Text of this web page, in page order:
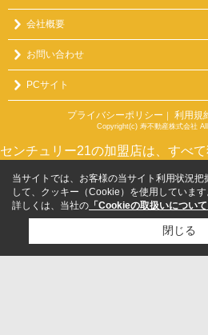
会社概要
お問い合わせ
PCサイト
プライバシーポリシー ｜ 利用規
Copyright(c) 寿不動産株式会社
センチュリー21の加盟店は、すべて
当サイトでは、お客様の当サイト利用状況把
して、クッキー（Cookie）を使用しています
詳しくは、当社の 「Cookieの取扱いについて
閉じる